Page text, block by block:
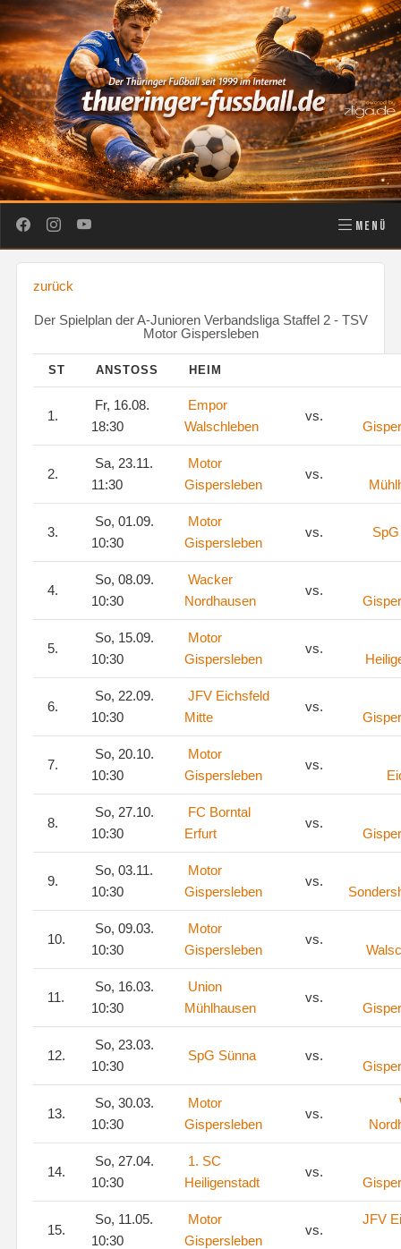
MENÜ
zurück
Der Spielplan der A-Junioren Verbandsliga Staffel 2 - TSV
Motor Gispersleben
ST ANSTOSS HEIM
1.
Fr, 16.08.
18:30
Empor
Walschleben
vs.
2.
Sa, 23.11.
11:30
Motor
Gispersleben
vs.
3.
So, 01.09.
10:30
Motor
Gispersleben
vs.
4.
So, 08.09.
10:30
Wacker
Nordhausen
vs.
5.
So, 15.09.
10:30
Motor
Gispersleben
vs.
6.
So, 22.09.
10:30
JFV Eichsfeld
Mitte
vs.
7.
So, 20.10.
10:30
Motor
Gispersleben
vs.
8.
So, 27.10.
10:30
FC Borntal
Erfurt
vs.
9.
So, 03.11.
10:30
Motor
Gispersleben
vs.
10.
So, 09.03.
10:30
Motor
Gispersleben
vs.
11.
So, 16.03.
10:30
Union
Mühlhausen
vs.
12.
So, 23.03.
10:30
SpG Sünna vs.
13.
So, 30.03.
10:30
Motor
Gispersleben
vs.
14.
So, 27.04.
10:30
1. SC
Heiligenstadt
vs.
15.
So, 11.05.
10:30
Motor
Gispersleben
vs.
JFV